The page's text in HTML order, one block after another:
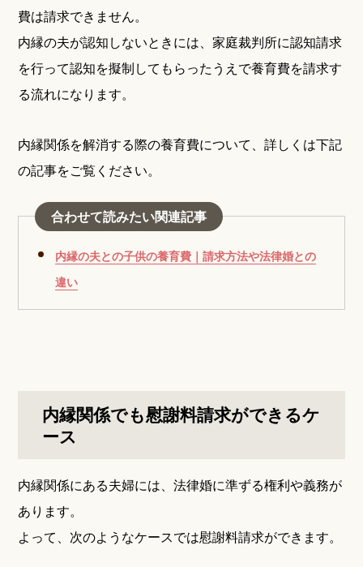
費は請求できません。
内縁の夫が認知しないときには、家庭裁判所に認知請求
を行って認知を擬制してもらったうえで養育費を請求す
る流れになります。
内縁関係を解消する際の養育費について、詳しくは下記
の記事をご覧ください。
合わせて読みたい関連記事
内縁の夫との子供の養育費｜請求方法や法律婚との
違い
内縁関係でも慰謝料請求ができるケ
ース
内縁関係にある夫婦には、法律婚に準ずる権利や義務が
あります。
よって、次のようなケースでは慰謝料請求ができます。